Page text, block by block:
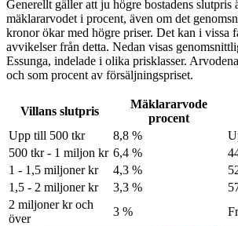
Generellt gäller att ju högre bostadens slutpris
mäklararvodet i procent, även om det
kronor ökar med högre priser. Det kan i vissa
avvikelser från detta. Nedan visas
Essunga, indelade i olika prisklasser.
och som procent av försäljningspriset.
Villans slutpris
Mäklararvode
procent
Upp till 500 tkr
8,8 %
500 tkr - 1 miljon kr 6,4 %
1 - 1,5 miljoner kr
4,3 %
1,5 - 2 miljoner kr
3,3 %
2 miljoner kr och
över
3 %